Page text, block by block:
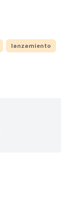
lanzamiento